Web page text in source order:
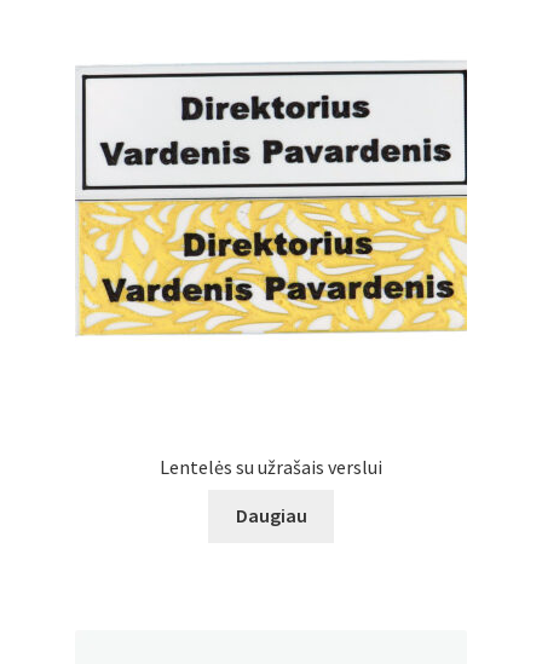
Atsiskaitymo informacija
Prekių pristatymo taisyklės
Gamybos terminai ir procesas
Šviestuvų komponentai
Lentelės su užrašais verslui
Daugiau